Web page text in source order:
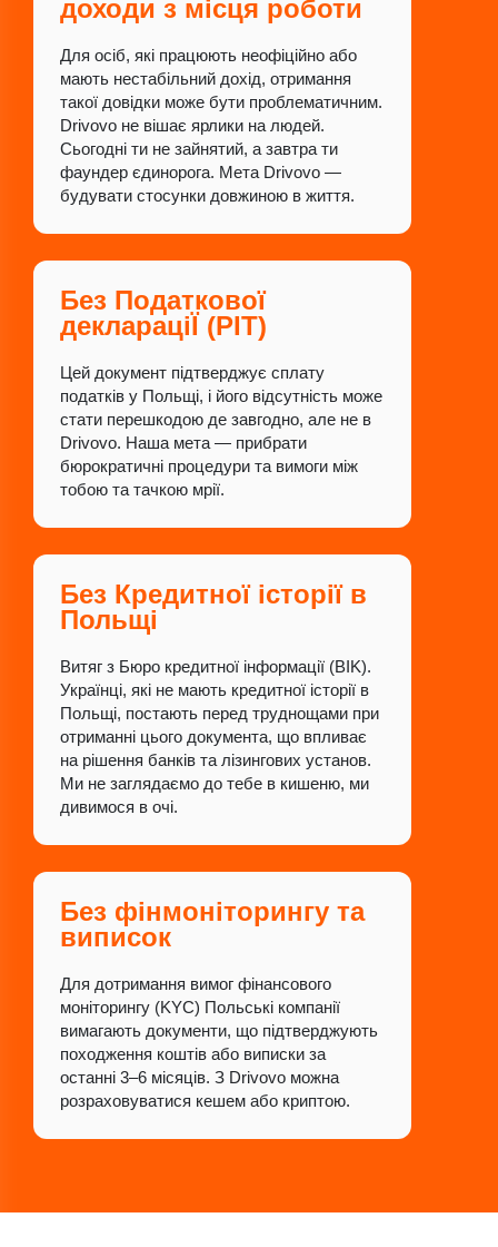
доходи з місця роботи
Для осіб, які працюють неофіційно або
мають нестабільний дохід, отримання
такої довідки може бути проблематичним.
Drivovo не вішає ярлики на людей.
Сьогодні ти не зайнятий, а завтра ти
фаундер єдинорога. Мета Drivovo —
будувати стосунки довжиною в життя.
Без Податкової
деклараціЇ (PIT)
Цей документ підтверджує сплату
податків у Польщі, і його відсутність може
стати перешкодою де завгодно, але не в
Drivovo. Наша мета — прибрати
бюрократичні процедури та вимоги між
тобою та тачкою мрії.
Без Кредитної історії в
Польщі
Витяг з Бюро кредитної інформації (BIK).
Українці, які не мають кредитної історії в
Польщі, постають перед труднощами при
отриманні цього документа, що впливає
на рішення банків та лізингових установ.
Ми не заглядаємо до тебе в кишеню, ми
дивимося в очі.
Без фінмоніторингу та
виписок
Для дотримання вимог фінансового
моніторингу (KYC) Польські компанії
вимагають документи, що підтверджують
походження коштів або виписки за
останні 3–6 місяців. З Drivovo можна
розраховуватися кешем або криптою.